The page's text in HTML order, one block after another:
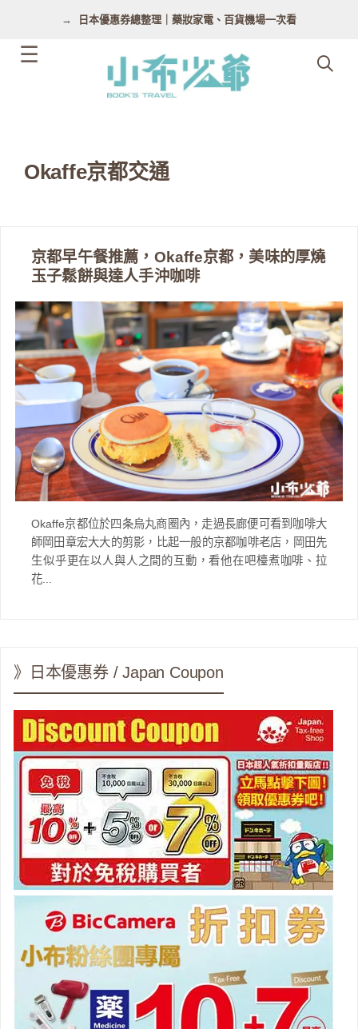
日本優惠券總整理｜藥妝家電、百貨機場一次看
Okaffe京都交通
京都早午餐推薦，Okaffe京都，美味的厚燒
玉子鬆餅與達人手沖咖啡
Okaffe京都位於四条烏丸商圈內，走過長廊便可看到咖啡大
師岡田章宏大大的剪影，比起一般的京都咖啡老店，岡田先
生似乎更在以人與人之間的互動，看他在吧檯煮咖啡、拉
花...
》日本優惠券 / Japan Coupon